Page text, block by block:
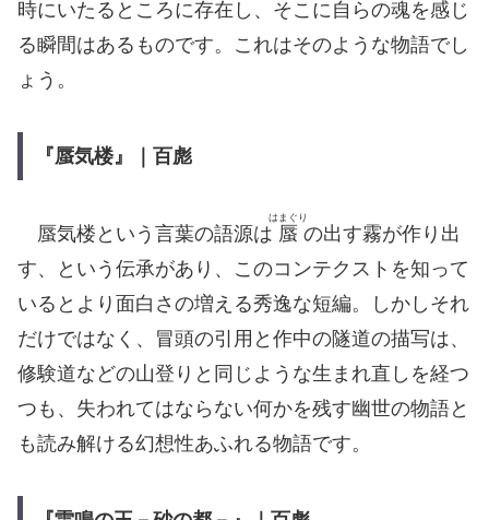
時にいたるところに存在し、そこに自らの魂を感じ
る瞬間はあるものです。これはそのような物語でし
ょう。
『蜃気楼』｜百彪
蜃気楼という言葉の語源は 蜃
はまぐり
の出す霧が作り出
す、という伝承があり、このコンテクストを知って
いるとより面白さの増える秀逸な短編。しかしそれ
だけではなく、冒頭の引用と作中の隧道の描写は、
修験道などの山登りと同じような生まれ直しを経つ
つも、失われてはならない何かを残す幽世の物語と
も読み解ける幻想性あふれる物語です。